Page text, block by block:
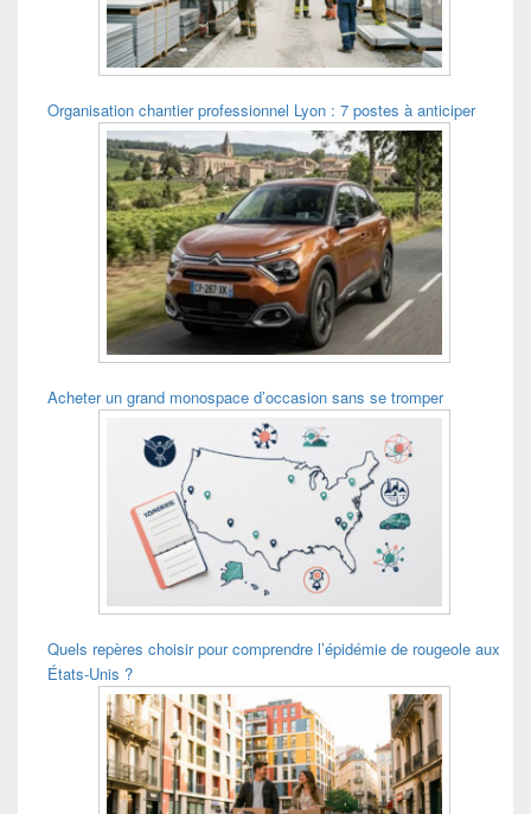
Organisation chantier professionnel Lyon : 7 postes à anticiper
Acheter un grand monospace d’occasion sans se tromper
Quels repères choisir pour comprendre l’épidémie de rougeole aux
États-Unis ?